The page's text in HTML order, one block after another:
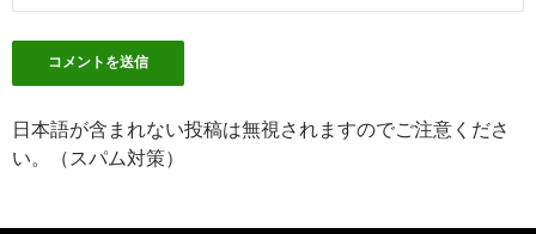
日本語が含まれない投稿は無視されますのでご注意くださ
い。（スパム対策）